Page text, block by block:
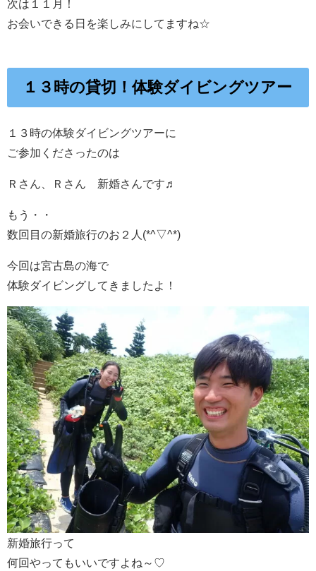
次は１１月！
お会いできる日を楽しみにしてますね☆
１３時の貸切！体験ダイビングツアー
１３時の体験ダイビングツアーに
ご参加くださったのは
Ｒさん、Ｒさん 新婚さんです♬
もう・・
数回目の新婚旅行のお２人(*^▽^*)
今回は宮古島の海で
体験ダイビングしてきましたよ！
新婚旅行って
何回やってもいいですよね～♡